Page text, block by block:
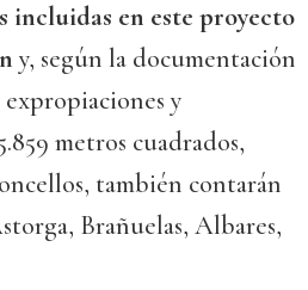
incluidas en este proyecto
y, según la documentación
y
metros cuadrados,
también contarán
Brañuelas, Albares,